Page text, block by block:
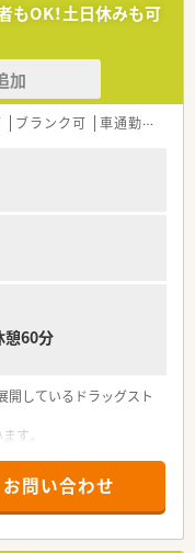
もOK！土日休みも可
加
ブランク可 車通勤可
60分
しているドラッグスト
す。
お問い合わせ